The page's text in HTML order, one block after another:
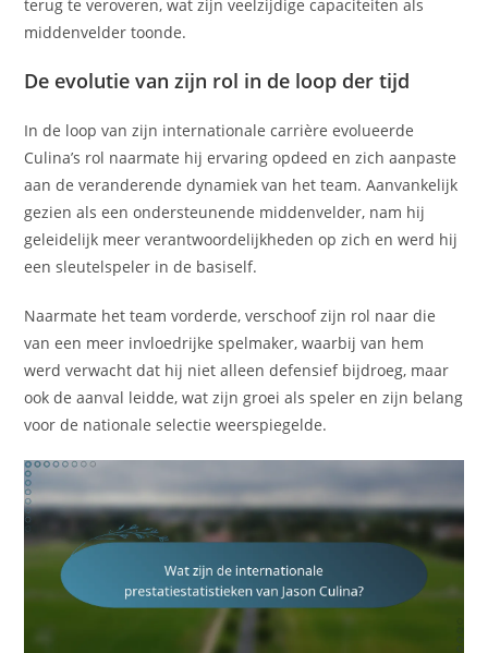
terug te veroveren, wat zijn veelzijdige capaciteiten als
middenvelder toonde.
De evolutie van zijn rol in de loop der tijd
In de loop van zijn internationale carrière evolueerde
Culina’s rol naarmate hij ervaring opdeed en zich aanpaste
aan de veranderende dynamiek van het team. Aanvankelijk
gezien als een ondersteunende middenvelder, nam hij
geleidelijk meer verantwoordelijkheden op zich en werd hij
een sleutelspeler in de basiself.
Naarmate het team vorderde, verschoof zijn rol naar die
van een meer invloedrijke spelmaker, waarbij van hem
werd verwacht dat hij niet alleen defensief bijdroeg, maar
ook de aanval leidde, wat zijn groei als speler en zijn belang
voor de nationale selectie weerspiegelde.